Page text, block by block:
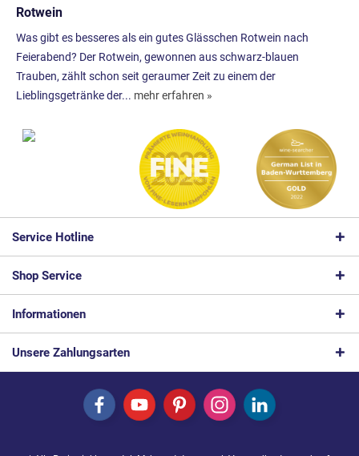
Rotwein
Was gibt es besseres als ein gutes Glässchen Rotwein nach
Feierabend? Der Rotwein, gewonnen aus schwarz-blauen
Trauben, zählt schon seit geraumer Zeit zu einem der
Lieblingsgetränke der... mehr erfahren »
Service Hotline
Shop Service
Informationen
Unsere Zahlungsarten